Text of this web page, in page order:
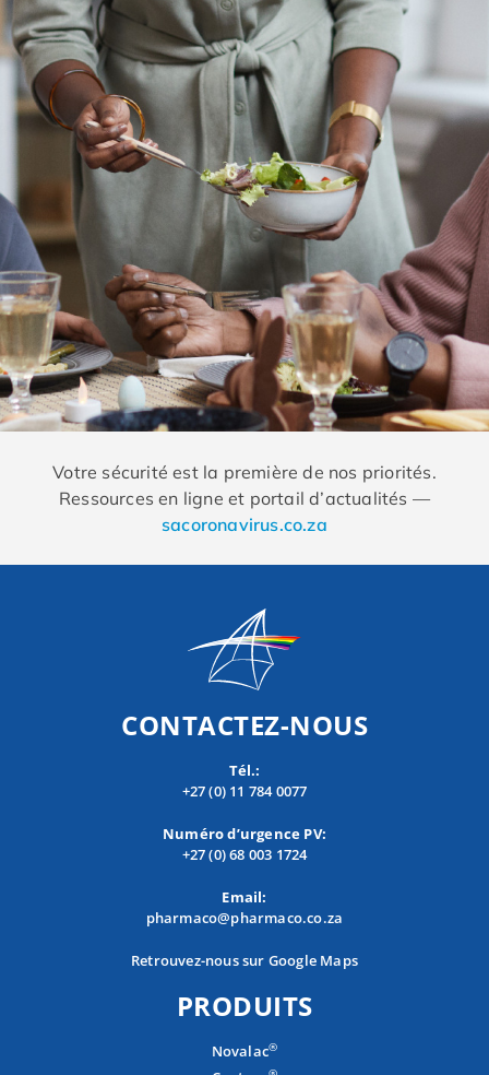
Votre sécurité est la première de nos priorités.
Ressources en ligne et portail d’actualités —
sacoronavirus.co.za
CONTACTEZ-NOUS
Tél.:
+27 (0) 11 784 0077
Numéro d’urgence PV:
+27 (0) 68 003 1724
Email:
pharmaco@pharmaco.co.za
Retrouvez-nous sur Google Maps
PRODUITS
Novalac®